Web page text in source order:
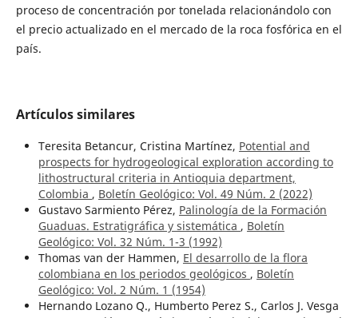
proceso de concentración por tonelada relacionándolo con
el precio actualizado en el mercado de la roca fosfórica en el
país.
Artículos similares
Teresita Betancur, Cristina Martínez, Potential and
prospects for hydrogeological exploration according to
lithostructural criteria in Antioquia department,
Colombia , Boletín Geológico: Vol. 49 Núm. 2 (2022)
Gustavo Sarmiento Pérez, Palinología de la Formación
Guaduas. Estratigráfica y sistemática , Boletín
Geológico: Vol. 32 Núm. 1-3 (1992)
Thomas van der Hammen, El desarrollo de la flora
colombiana en los periodos geológicos , Boletín
Geológico: Vol. 2 Núm. 1 (1954)
Hernando Lozano Q., Humberto Perez S., Carlos J. Vesga